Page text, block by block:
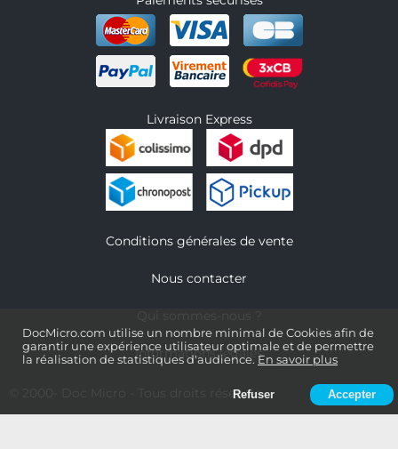
DocMicro.com utilise un nombre minimal de Cookies afin de
garantir une expérience utilisateur optimale et de permettre
la réalisation de statistiques d'audience. En savoir plus
Refuser Accepter
Livraison Express
Conditions générales de vente
Nous contacter
Informations légales
- Tous droits réservés